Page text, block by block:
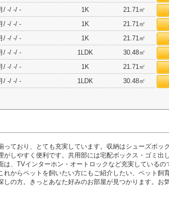
/ -/ -/ - 1K 21.71㎡
/ -/ -/ - 1K 21.71㎡
/ -/ -/ - 1K 21.71㎡
/ -/ -/ - 1LDK 30.48㎡
/ -/ -/ - 1K 21.71㎡
/ -/ -/ - 1LDK 30.48㎡
ており、とても充実しています。収納はシューズボッ
しやすく便利です。共用部には宅配ボックス・ゴミ出
は、TVインターホン・オートロックなど充実している
からペットを飼いたい方にもご紹介したい、ペット飼
の方。きっとあなた好みのお部屋が見つかります。お